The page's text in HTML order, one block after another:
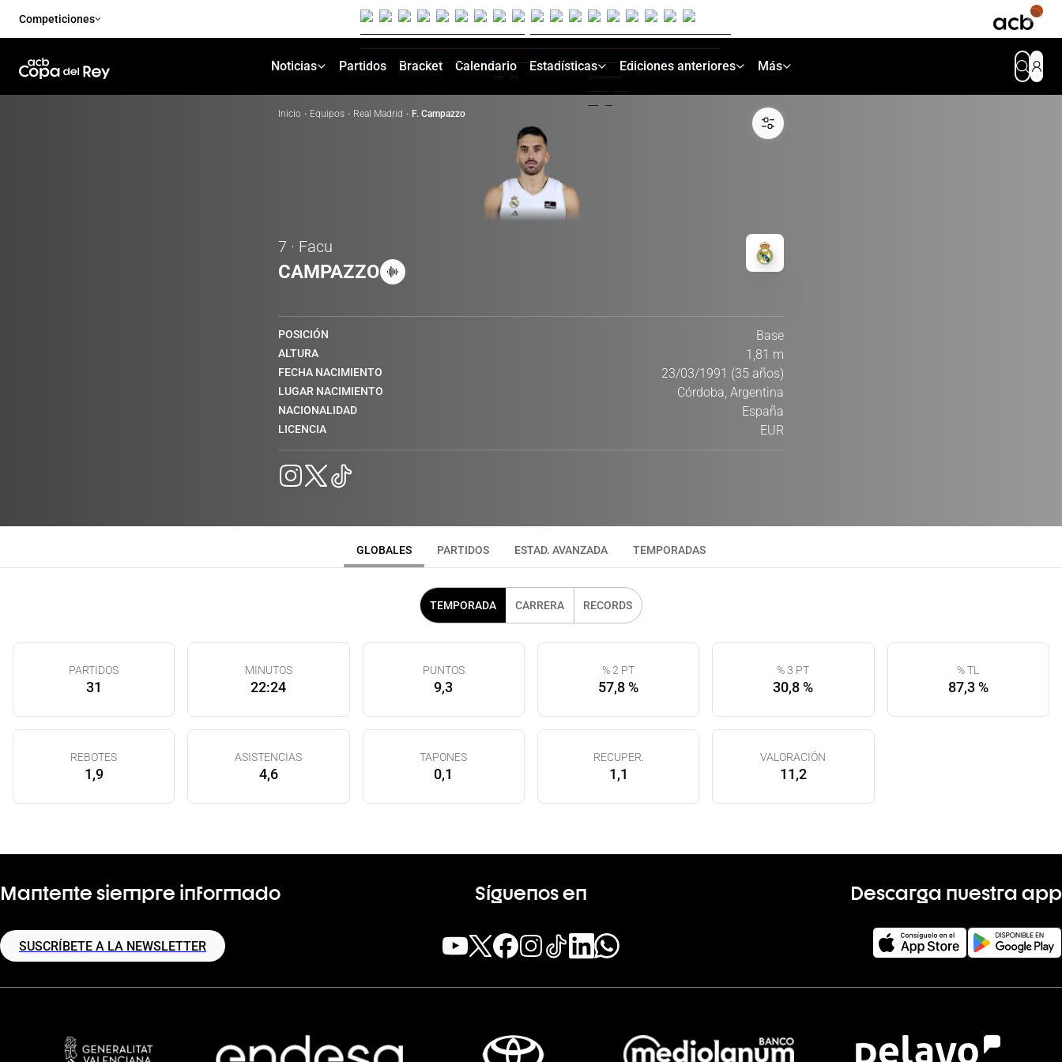
Competiciones
Noticias Partidos Bracket Calendario Estadísticas Ediciones anteriores Más
Inicio · Equipos · Real Madrid · F. Campazzo
7 · Facu
CAMPAZZO
POSICIÓN Base
ALTURA 1,81 m
FECHA NACIMIENTO 23/03/1991 (35 años)
LUGAR NACIMIENTO Córdoba, Argentina
NACIONALIDAD España
LICENCIA EUR
GLOBALES PARTIDOS ESTAD. AVANZADA TEMPORADAS
TEMPORADA CARRERA RECORDS
PARTIDOS
31
MINUTOS
22:24
PUNTOS
9,3
% 2 PT
57,8 %
% 3 PT
30,8 %
% TL
87,3 %
REBOTES
1,9
ASISTENCIAS
4,6
TAPONES
0,1
RECUPER.
1,1
VALORACIÓN
11,2
Mantente siempre informado
SUSCRÍBETE A LA NEWSLETTER
Síguenos en Descarga nuestra app